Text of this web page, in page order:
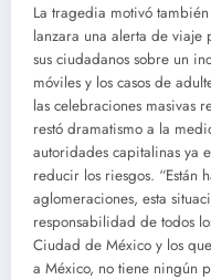
La tragedia motivó
lanzara una alerta de
sus ciudadanos sobre un
móviles y los casos de
las celebraciones masivas
restó dramatismo a la
autoridades capitalinas ya
reducir los riesgos. “Están
aglomeraciones, esta
responsabilidad de todos
Ciudad de México y los
a México, no tiene ningún